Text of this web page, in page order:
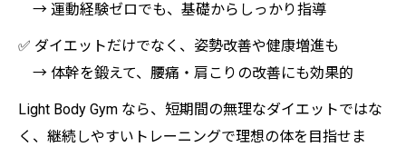
→ 運動経験ゼロでも、基礎からしっかり指導
✅ ダイエットだけでなく、姿勢改善や健康増進も
→ 体幹を鍛えて、腰痛・肩こりの改善にも効果的
Light Body Gym なら、短期間の無理なダイエットではな
く、継続しやすいトレーニングで理想の体を目指せま